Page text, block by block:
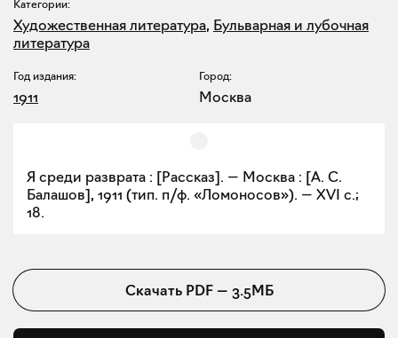
Категории:
Художественная литература, Бульварная и лубочная
литература
Год издания:
1911
Город:
Москва
Я среди разврата : [Рассказ]. — Москва : [А. С.
Балашов], 1911 (тип. п/ф. «Ломоносов»). — XVI с.;
18.
Скачать PDF— 3.5МБ